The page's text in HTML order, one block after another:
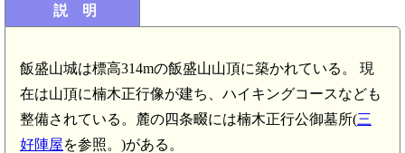
説 明
飯盛山城は標高314mの飯盛山山頂に築かれている。 現
在は山頂に楠木正行像が建ち、ハイキングコースなども
整備されている。麓の四条畷には楠木正行公御墓所(三
好陣屋を参照。)がある。